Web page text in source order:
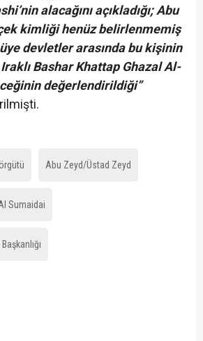
alacağını açıkladığı; Abu
kimliği henüz belirlenmemiş
devletler arasında bu kişinin
Bashar Khattap Ghazal Al-
değerlendirildiği”
Abu Zeyd/Üstad Zeyd
Sumaidai